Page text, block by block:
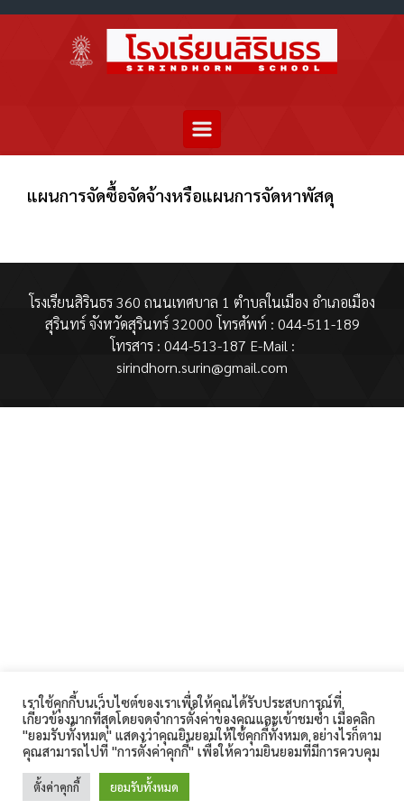
แผนการจัดซื้อจัดจ้างหรือแผนการจัดหาพัสดุ
โรงเรียนสิรินธร 360 ถนนเทศบาล 1 ตำบลในเมือง อำเภอเมือง
สุรินทร์ จังหวัดสุรินทร์ 32000 โทรศัพท์ : 044-511-189
โทรสาร : 044-513-187 E-Mail :
sirindhorn.surin@gmail.com
เราใช้คุกกี้บนเว็บไซต์ของเราเพื่อให้คุณได้รับประสบการณ์ที่
เกี่ยวข้องมากที่สุดโดยจดจำการตั้งค่าของคุณและเข้าชมซ้ำ เมื่อคลิก
"ยอมรับทั้งหมด" แสดงว่าคุณยินยอมให้ใช้คุกกี้ทั้งหมด อย่างไรก็ตาม
คุณสามารถไปที่ "การตั้งค่าคุกกี้" เพื่อให้ความยินยอมที่มีการควบคุม
ตั้งค่าคุกกี้ ยอมรับทั้งหมด